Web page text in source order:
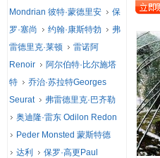
Mondrian 彼特·蒙德里安
保
罗·塞尚
约翰·康斯特勃
弗
雷德里克·莱顿
雷诺阿
Renoir
阿尔伯特·比尔施塔
特
乔治·苏拉特Georges
Seurat
弗雷德里克·巴齐勒
奥迪隆·雷东 Odilon Redon
Peder Monsted 蒙斯特德
达利
保罗·高更Paul